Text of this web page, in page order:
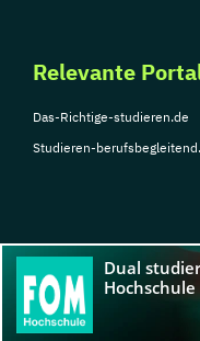
Relevante
Das-Richtige-studieren.de
Studieren-
© Copyright 2026, TarGroup
Impressum